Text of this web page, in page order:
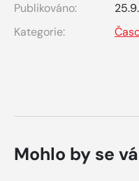
Publikováno:
Kategorie:
Mohlo by se